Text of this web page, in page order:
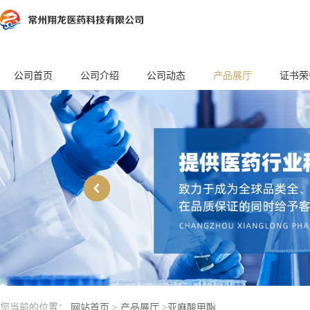
公司首页 公司介绍 公司动态 产品展厅 证书
您当前的位置： 网站首页 > 产品展厅 >亚麻酸甲酯